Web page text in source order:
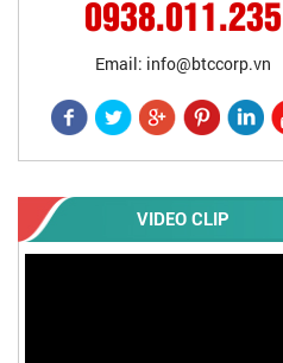
0938.011.235
Email: info@btccorp.vn
VIDEO CLIP